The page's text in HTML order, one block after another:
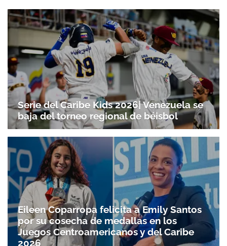
Serie del Caribe Kids 2026| Venezuela se
baja del torneo regional de béisbol
Eileen Coparropa felicita a Emily Santos
por su cosecha de medallas en los
Juegos Centroamericanos y del Caribe
2026